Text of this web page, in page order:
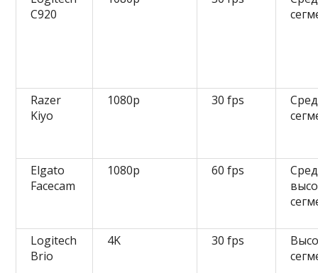
C920
Razer
Kiyo
1080p 30 fps
Elgato
Facecam
1080p 60 fps
Logitech
Brio
4K 30 fps